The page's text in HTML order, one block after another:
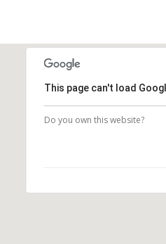
This page can't load
Do you own this website?